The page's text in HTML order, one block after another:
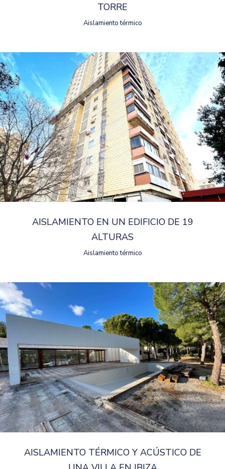
TORRE
Aislamiento térmico
AISLAMIENTO EN UN EDIFICIO DE 19
ALTURAS
Aislamiento térmico
AISLAMIENTO TÉRMICO Y ACÚSTICO DE